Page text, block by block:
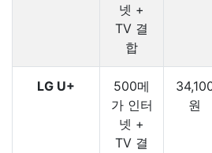
넷 +
TV 결
합
LG U+
500메
가 인터
넷 +
TV 결
원